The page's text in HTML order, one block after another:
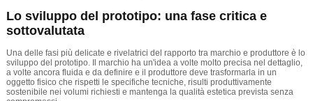
Lo sviluppo del prototipo: una fase critica e
sottovalutata
Una delle fasi più delicate e rivelatrici del rapporto tra marchio e produttore è lo
sviluppo del prototipo. Il marchio ha un'idea a volte molto precisa nel dettaglio,
a volte ancora fluida e da definire e il produttore deve trasformarla in un
oggetto fisico che rispetti le specifiche tecniche, risulti produttivamente
sostenibile nei volumi richiesti e mantenga la qualità estetica prevista senza